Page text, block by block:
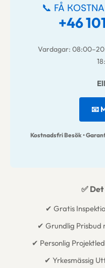
📞 FÅ
+46
Vardagar:
📧
Kostnadsfri Besök •
✅
✔ Gratis
✔ Grundlig Prisbud
✔ Personlig
✔ Yrkesmässig